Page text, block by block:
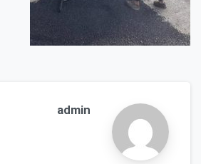
admin